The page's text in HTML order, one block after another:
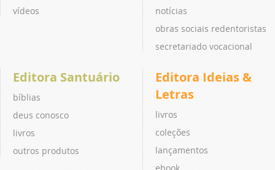
vídeos
notícias
obras sociais redentoristas
secretariado vocacional
Editora Santuário
bíblias
deus conosco
livros
outros produtos
Editora Ideias &
Letras
livros
coleções
lançamentos